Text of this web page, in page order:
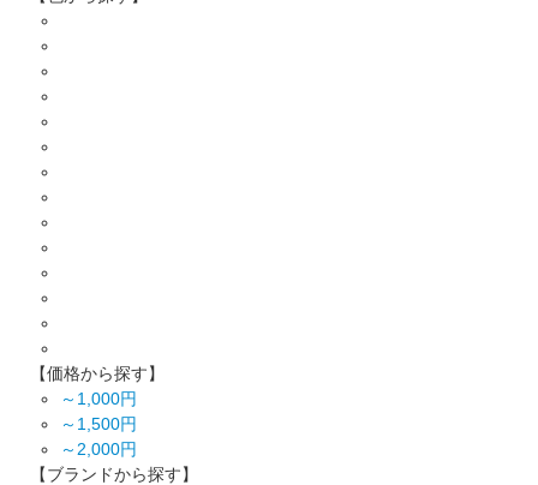
【価格から探す】
～1,000円
～1,500円
～2,000円
【ブランドから探す】